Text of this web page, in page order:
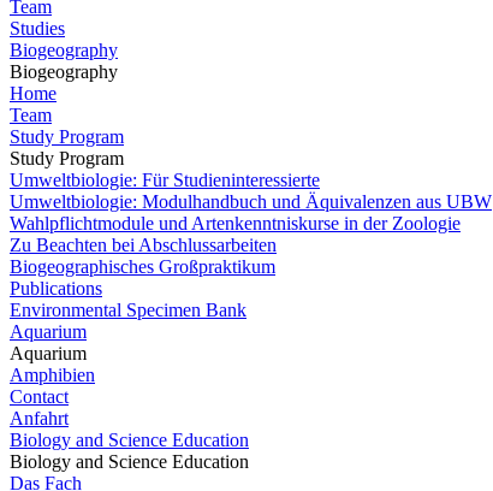
Team
Studies
Biogeography
Biogeography
Home
Team
Study Program
Study Program
Umweltbiologie: Für Studieninteressierte
Umweltbiologie: Modulhandbuch und Äquivalenzen aus UBW
Wahlpflichtmodule und Artenkenntniskurse in der Zoologie
Zu Beachten bei Abschlussarbeiten
Biogeographisches Großpraktikum
Publications
Environmental Specimen Bank
Aquarium
Aquarium
Amphibien
Contact
Anfahrt
Biology and Science Education
Biology and Science Education
Das Fach